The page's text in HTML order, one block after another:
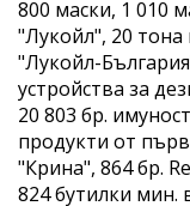
800 маски, 1 010
"Лукойл", 20
"Лукойл-
устройства за
20 803 бр.
продукти от
"Крина", 864 бр.
824 бутилки мин.